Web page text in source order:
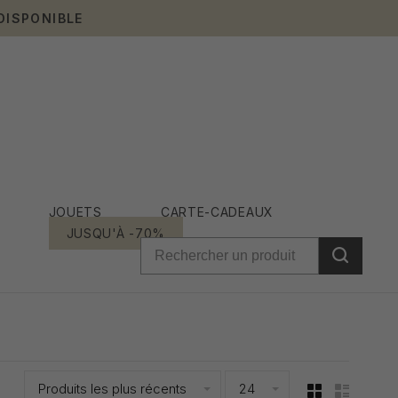
JOUETS
CARTE-CADEAUX
JUSQU'À -70%
Produits les plus récents 24